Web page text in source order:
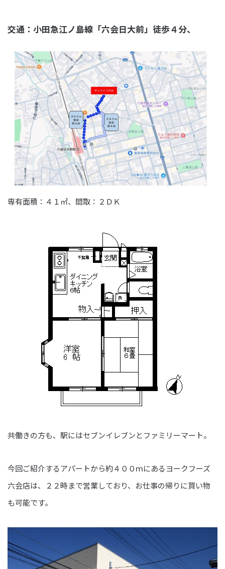
交通：小田急江ノ島線「六会日大前」徒歩４分、
専有面積：４１㎡、間取：２ＤＫ
共働きの方も、駅にはセブンイレブンとファミリーマート。
今回ご紹介するアパートから約４００ｍにあるヨークフーズ
六会店は、２２時まで営業しており、お仕事の帰りに買い物
も可能です。